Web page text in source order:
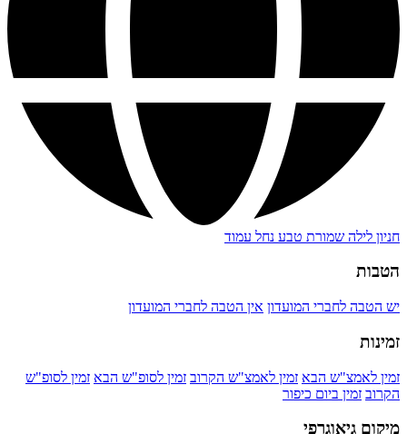
חניון לילה שמורת טבע נחל עמוד
הטבות
יש הטבה לחברי המועדון אין הטבה לחברי המועדון
זמינות
זמין לאמצ"ש הבא זמין לאמצ"ש הקרוב זמין לסופ"ש הבא זמין לסופ"ש
הקרוב זמין ביום כיפור
מיקום גיאוגרפי